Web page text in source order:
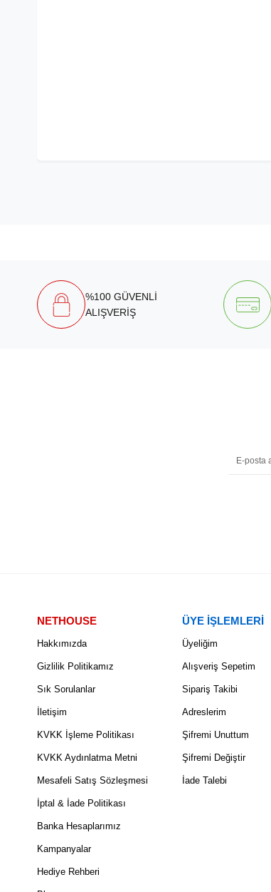
%100 GÜVENLİ
ALIŞVERİŞ
NETHOUSE
Hakkımızda
Gizlilik Politikamız
Sık Sorulanlar
İletişim
KVKK İşleme Politikası
KVKK Aydınlatma Metni
Mesafeli Satış Sözleşmesi
İptal & İade Politikası
Banka Hesaplarımız
Kampanyalar
Hediye Rehberi
ÜYE İŞLEMLERİ
Üyeliğim
Alışveriş Sepetim
Sipariş Takibi
Adreslerim
Şifremi Unuttum
Şifremi Değiştir
İade Talebi